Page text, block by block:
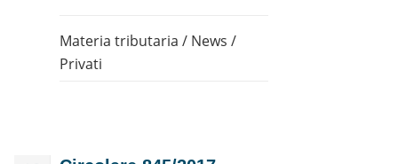
Materia tributaria / News /
Privati